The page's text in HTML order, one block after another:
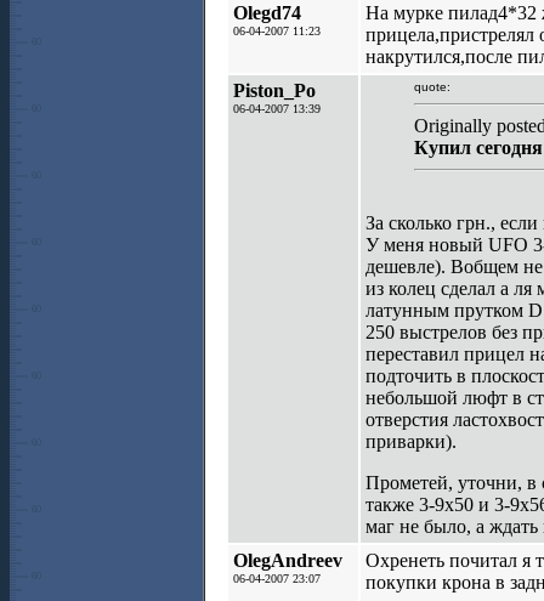
Olegd74
06-04-2007 11:23
На мурке пилад4*32
прицела,пристрелял
накрутился,после
Piston_Po
06-04-2007 13:39
quote:
Originally
Купил
За сколько грн.,
У меня новый UFO 3-
дешевле). Вобщем не
из колец сделал а
латунным прутком
250 выстрелов без
переставил прицел
подточить в
небольшой люфт в
отверстия
приварки).
Прометей, уточни, в
также 3-9х50 и 3-
маг не было, а ждать
OlegAndreev
06-04-2007 23:07
Охренеть почитал я
покупки крона в